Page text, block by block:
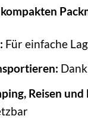
Für einfache
Reisen und